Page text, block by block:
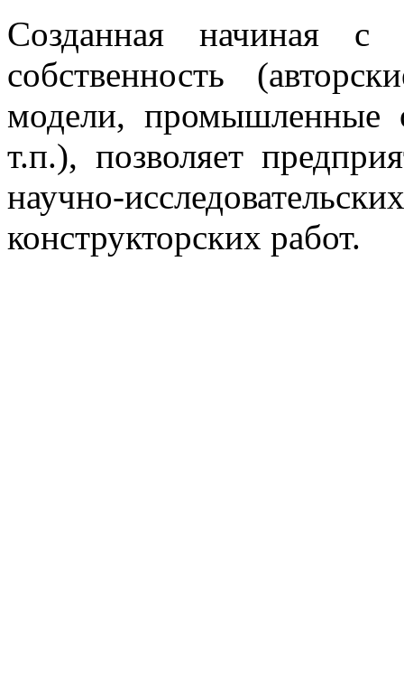
Созданная начиная с
собственность
модели, промышленные
т.п.), позволяет
научно-
конструкторских работ.